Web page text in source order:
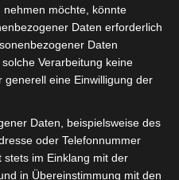
Datenschutzbedingungen
nehmen möchte, könnte
Daten erforderlich
Daten
Verarbeitung keine
eine Einwilligung der
Daten, beispielsweise des
oder Telefonnummer
im Einklang mit der
in Übereinstimmung mit den